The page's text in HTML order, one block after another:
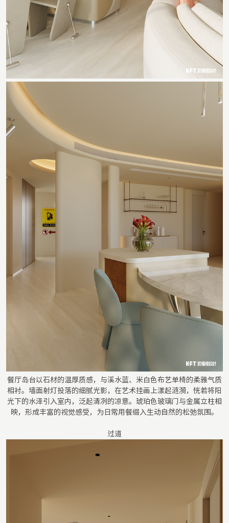
餐厅岛台以石材的温厚质感，与溪水蓝、米白色布艺单椅的柔雅气质
相衬。墙面射灯投落的细腻光影，在艺术挂画上漾起涟漪，恍若将阳
光下的水泽引入室内，泛起清冽的凉意。琥珀色玻璃门与金属立柱相
映，形成丰富的视觉感受，为日常用餐缀入生动自然的松弛氛围。
过道